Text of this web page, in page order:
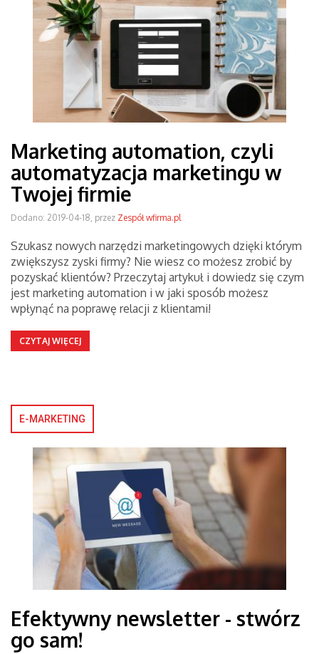
Marketing automation, czyli
automatyzacja marketingu w
Twojej firmie
Dodano: 2019-04-18, przez Zespół wfirma.pl
Szukasz nowych narzędzi marketingowych dzięki którym
zwiększysz zyski firmy? Nie wiesz co możesz zrobić by
pozyskać klientów? Przeczytaj artykuł i dowiedz się czym
jest marketing automation i w jaki sposób możesz
wpłynąć na poprawę relacji z klientami!
CZYTAJ WIĘCEJ
E-MARKETING
Efektywny newsletter - stwórz
go sam!